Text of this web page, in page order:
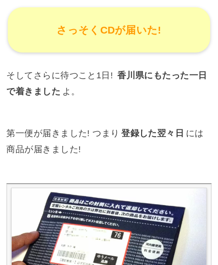
さっそくCDが届いた!
そしてさらに待つこと1日! 香川県にもたった一日
で着きました よ。
第一便が届きました! つまり 登録した翌々日 には
商品が届きました!